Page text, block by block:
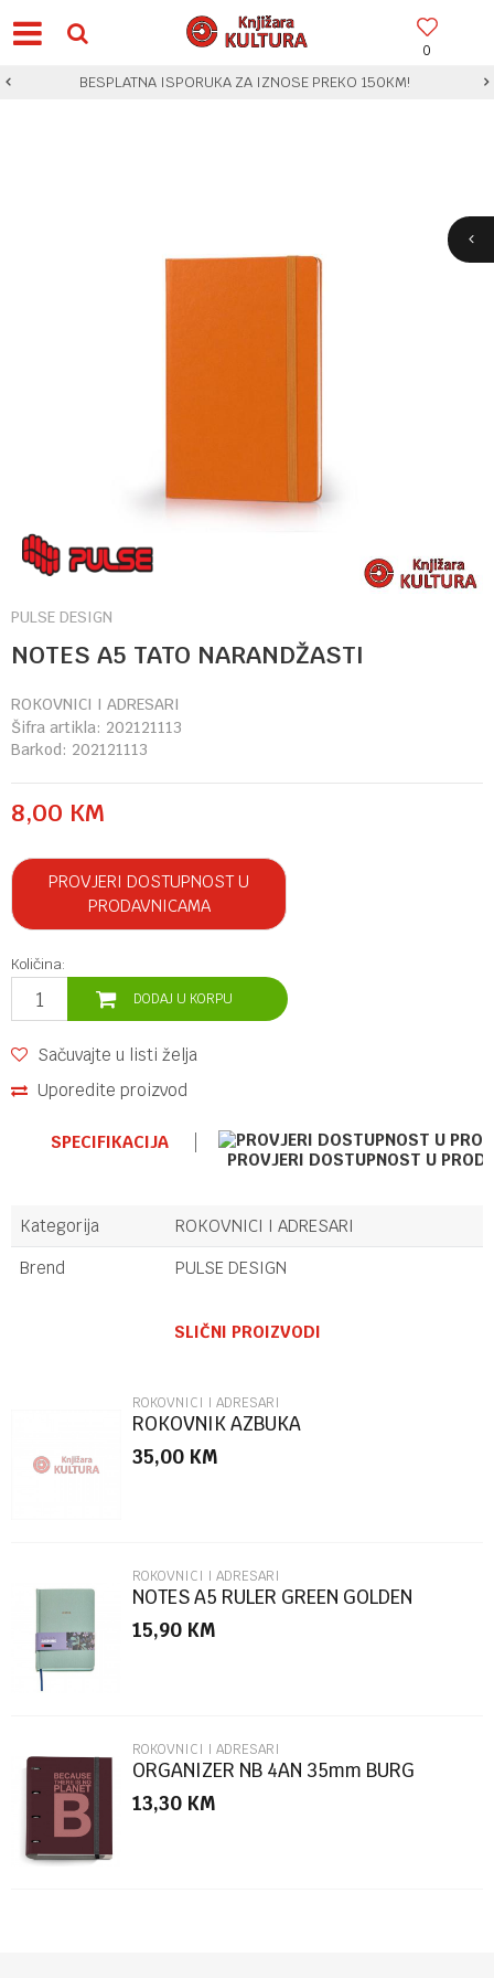
0
BESPLATNA ISPORUKA ZA IZNOSE PREKO 150KM!
PULSE DESIGN
NOTES A5 TATO NARANDŽASTI
ROKOVNICI I ADRESARI
Šifra artikla: 202121113
Barkod: 202121113
8,00 KM
PROVJERI DOSTUPNOST U
PRODAVNICAMA
Količina:
DODAJ U KORPU
Sačuvajte u listi želja
Uporedite proizvod
SPECIFIKACIJA
PROVJERI DOSTUPNOST U
Kategorija
ROKOVNICI I ADRESARI
Brend
PULSE DESIGN
Poruka
POŠALJI
SLIČNI PROIZVODI
ROKOVNICI I ADRESARI
ROKOVNIK AZBUKA
35,00 KM
ROKOVNICI I ADRESARI
NOTES A5 RULER GREEN GOLDEN
JAZMIN MR8307
15,90 KM
ROKOVNICI I ADRESARI
ORGANIZER NB 4AN 35mm BURG
ECOALF
13,30 KM